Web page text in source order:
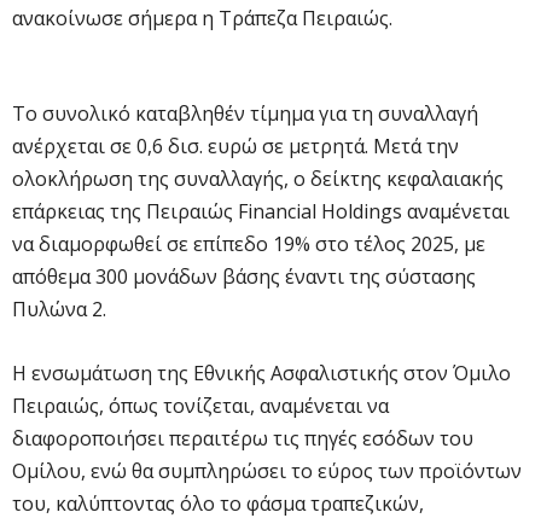
ανακοίνωσε σήμερα η Τράπεζα Πειραιώς.
Το συνολικό καταβληθέν τίμημα για τη συναλλαγή
ανέρχεται σε 0,6 δισ. ευρώ σε μετρητά. Μετά την
ολοκλήρωση της συναλλαγής, ο δείκτης κεφαλαιακής
επάρκειας της Πειραιώς Financial Holdings αναμένεται
να διαμορφωθεί σε επίπεδο 19% στο τέλος 2025, με
απόθεμα 300 μονάδων βάσης έναντι της σύστασης
Πυλώνα 2.
Η ενσωμάτωση της Εθνικής Ασφαλιστικής στον Όμιλο
Πειραιώς, όπως τονίζεται, αναμένεται να
διαφοροποιήσει περαιτέρω τις πηγές εσόδων του
Ομίλου, ενώ θα συμπληρώσει το εύρος των προϊόντων
του, καλύπτοντας όλο το φάσμα τραπεζικών,